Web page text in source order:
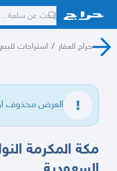
حراج العقار / استراحات للبيع
العرض محذوف
مكة المكرمة